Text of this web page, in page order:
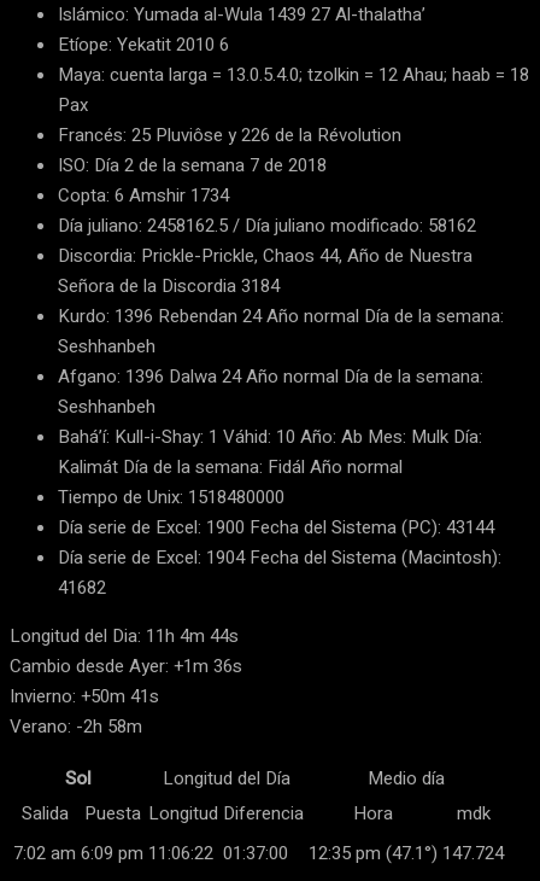
Islámico: Yumada al-Wula 1439 27 Al-thalatha’
Etíope: Yekatit 2010 6
Maya: cuenta larga = 13.0.5.4.0; tzolkin = 12 Ahau; haab = 18
Pax
Francés: 25 Pluviôse y 226 de la Révolution
ISO: Día 2 de la semana 7 de 2018
Copta: 6 Amshir 1734
Día juliano: 2458162.5 / Día juliano modificado: 58162
Discordia: Prickle-Prickle, Chaos 44, Año de Nuestra
Señora de la Discordia 3184
Kurdo: 1396 Rebendan 24 Año normal Día de la semana:
Seshhanbeh
Afgano: 1396 Dalwa 24 Año normal Día de la semana:
Seshhanbeh
Bahá’í: Kull-i-Shay: 1 Váhid: 10 Año: Ab Mes: Mulk Día:
Kalimát Día de la semana: Fidál Año normal
Tiempo de Unix: 1518480000
Día serie de Excel: 1900 Fecha del Sistema (PC): 43144
Día serie de Excel: 1904 Fecha del Sistema (Macintosh):
41682
Longitud del Dia: 11h 4m 44s
Cambio desde Ayer: +1m 36s
Invierno: +50m 41s
Verano: -2h 58m
Sol
Longitud del Día
Medio día
Salida
Puesta Longitud Diferencia Hora
mdk
7:02 am 6:09 pm 11:06:22 01:37:00 12:35 pm (47.1°) 147.724